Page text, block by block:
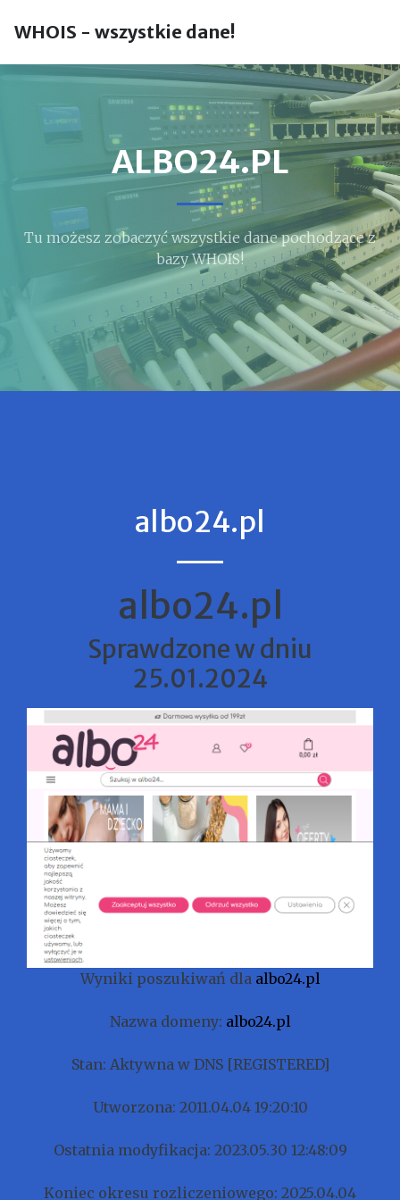
WHOIS - wszystkie dane!
ALBO24.PL
Tu możesz zobaczyć wszystkie dane pochodzące z
bazy WHOIS!
albo24.pl
albo24.pl
Sprawdzone w dniu
25.01.2024
Wyniki poszukiwań dla albo24.pl
Nazwa domeny: albo24.pl
Stan: Aktywna w DNS [REGISTERED]
Utworzona: 2011.04.04 19:20:10
Ostatnia modyfikacja: 2023.05.30 12:48:09
Koniec okresu rozliczeniowego: 2025.04.04